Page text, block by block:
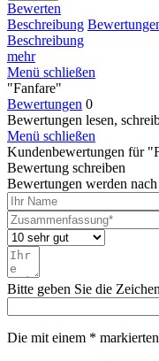
Bewerten
Beschreibung
Beschreibung
mehr
Menü schließen
"Fanfare"
Bewertungen 0
Bewertungen lesen,
Menü schließen
Kundenbewertungen für
Bewertung schreiben
Bewertungen werden
Bitte geben Sie die
Die mit einem *